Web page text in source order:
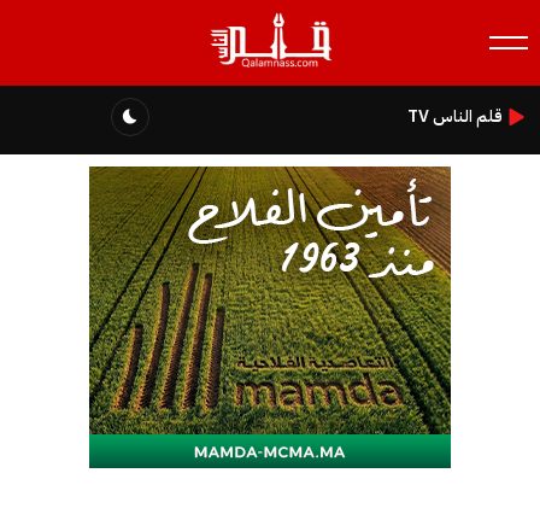
قلم الناس TV